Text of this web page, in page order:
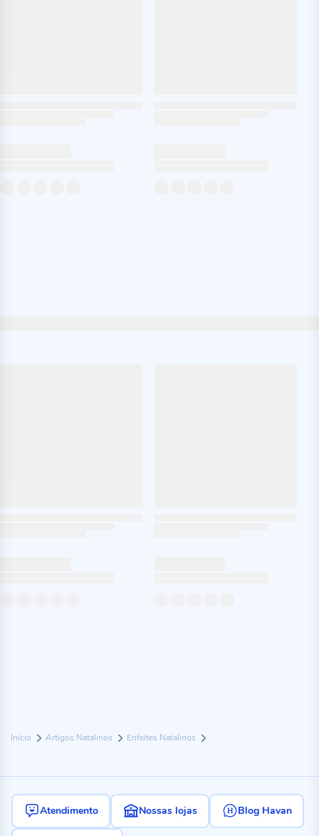
Início Artigos Natalinos Enfeites Natalinos
Atendimento Nossas lojas Blog Havan